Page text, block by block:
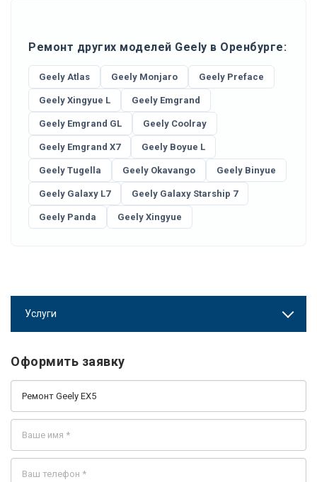
Ремонт других моделей Geely в Оренбурге:
Geely Atlas Geely Monjaro Geely Preface
Geely Xingyue L Geely Emgrand
Geely Emgrand GL Geely Coolray
Geely Emgrand X7 Geely Boyue L
Geely Tugella Geely Okavango Geely Binyue
Geely Galaxy L7 Geely Galaxy Starship 7
Geely Panda Geely Xingyue
Услуги
Оформить заявку